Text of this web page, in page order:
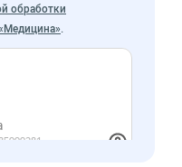
обработки
.